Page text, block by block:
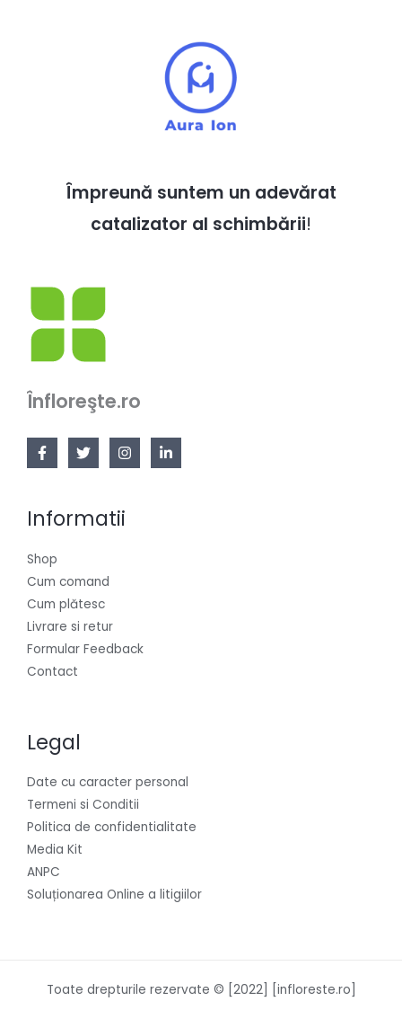
Împreună suntem un adevărat
catalizator al schimbării!
Înfloreşte.ro
Informatii
Shop
Cum comand
Cum plătesc
Livrare si retur
Formular Feedback
Contact
Legal
Date cu caracter personal
Termeni si Conditii
Politica de confidentialitate
Media Kit
ANPC
Soluționarea Online a litigiilor
Toate drepturile rezervate © [2022] [infloreste.ro]